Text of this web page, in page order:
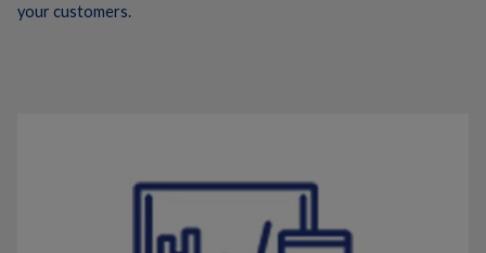
your customers.